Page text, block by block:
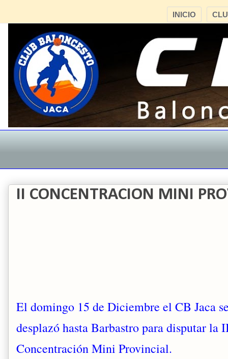
INICIO
II CONCENTRACION MINI
El domingo 15 de Diciembre el CB Jaca
desplazó hasta Barbastro para disputar la
Concentración Mini Provincial.